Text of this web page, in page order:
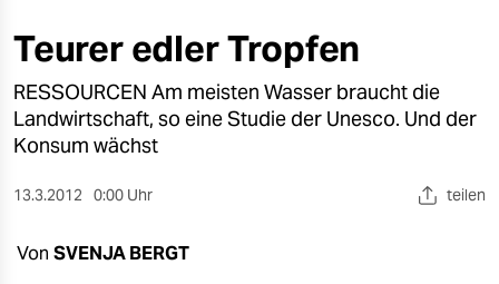
öko
gesellschaft
kultur
sport
Teurer edler Tropfen
RESSOURCEN Am meisten Wasser braucht die
Landwirtschaft, so eine Studie der Unesco. Und der
Konsum wächst
13.3.2012 0:00 Uhr teilen
Von SVENJA BERGT